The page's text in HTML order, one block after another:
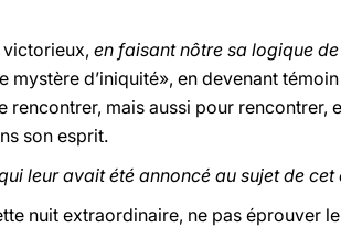
victorieux, en faisant nôtre sa logique
mystère d’iniquité», en devenant
mais aussi pour rencontrer,
son esprit.
leur avait été annoncé au sujet de cet
nuit extraordinaire, ne pas éprouver